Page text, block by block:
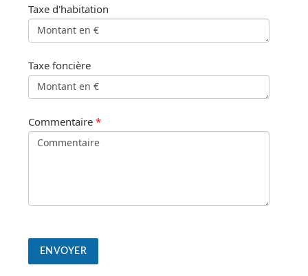
Taxe d'habitation
Taxe foncière
Commentaire *